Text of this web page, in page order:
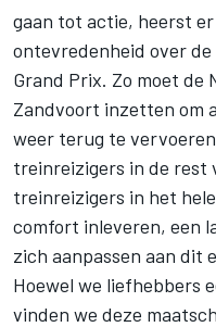
gaan tot actie, heerst
ontevredenheid over
Grand Prix. Zo moet de
Zandvoort inzetten om
weer terug te
treinreizigers in de rest
treinreizigers in het
comfort inleveren, een
zich aanpassen aan dit
Hoewel we liefhebbers
vinden we deze